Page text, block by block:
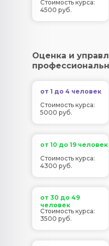
Стоимость курса:
4500 руб.
Оценка и
от 1 до 4 человек
Стоимость курса:
5000 руб.
от 10 до 19 человек
от 30 до 49
человек
Стоимость курса:
4300 руб.
Стоимость курса:
3500 руб.